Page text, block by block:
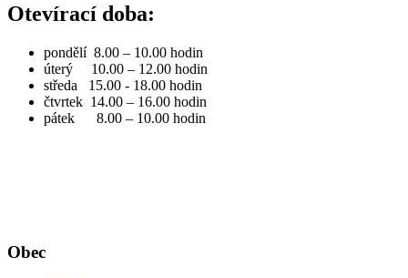
Otevírací doba:
pondělí 8.00 – 10.00 hodin
úterý 10.00 – 12.00 hodin
středa 15.00 - 18.00 hodin
čtvrtek 14.00 – 16.00 hodin
pátek 8.00 – 10.00 hodin
Obec